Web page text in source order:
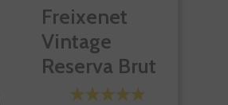
Freixenet
Vintage
Reserva Brut
Nature